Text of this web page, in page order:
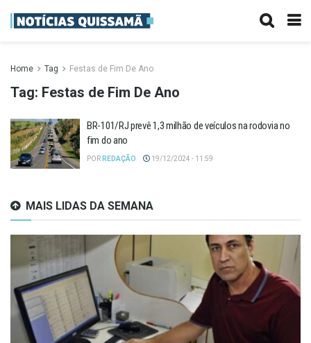
Home Tag Festas de Fim De Ano
Tag: Festas de Fim De Ano
BR-101/RJ prevê 1,3 milhão de veículos na rodovia no
fim do ano
POR REDAÇÃO 19/12/2024 - 11:59
MAIS LIDAS DA SEMANA